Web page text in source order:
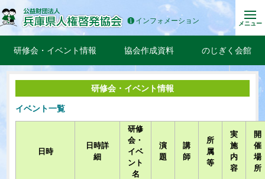
インフォメーション メニュー
研修会・イベント情報 協会作成資料 のじぎく会館
研修会・イベント情報
イベント一覧
日時
日時詳
細
研修
会・
イベ
ント
名
演
題
講
師
所
属
等
実
施
内
容
開
催
場
所